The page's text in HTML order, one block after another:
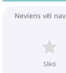
Neviens vēl
Slikti